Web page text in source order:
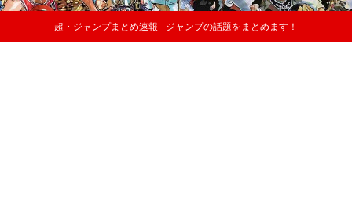
超・ジャンプまとめ速報 - ジャンプの話題をまとめます！